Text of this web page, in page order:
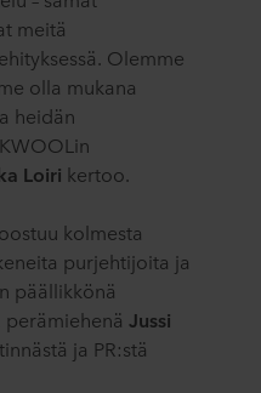
meitä
Olemme
olla mukana
heidän
Loiri kertoo.
kolmesta
purjehtijoita ja
päällikkönä
perämiehenä Jussi
ja PR:stä